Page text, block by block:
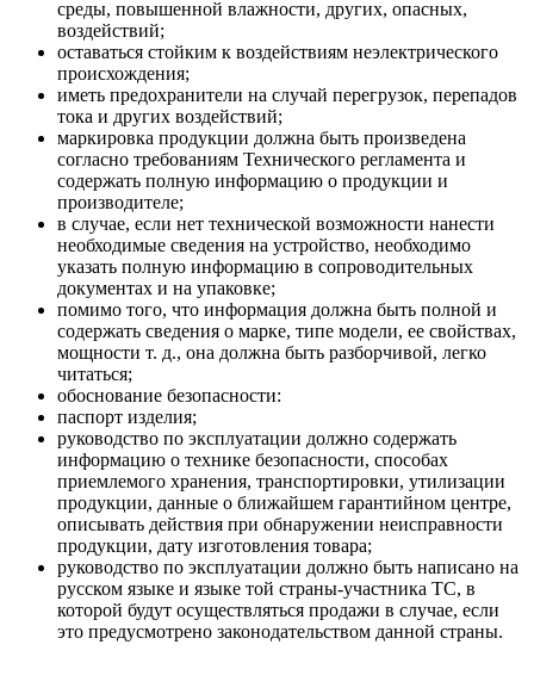
среды, повышенной влажности, других, опасных,
воздействий;
оставаться стойким к воздействиям неэлектрического
происхождения;
иметь предохранители на случай перегрузок, перепадов
тока и других воздействий;
маркировка продукции должна быть произведена
согласно требованиям Технического регламента и
содержать полную информацию о продукции и
производителе;
в случае, если нет технической возможности нанести
необходимые сведения на устройство, необходимо
указать полную информацию в сопроводительных
документах и на упаковке;
помимо того, что информация должна быть полной и
содержать сведения о марке, типе модели, ее свойствах,
мощности т. д., она должна быть разборчивой, легко
читаться;
обоснование безопасности:
паспорт изделия;
руководство по эксплуатации должно содержать
информацию о технике безопасности, способах
приемлемого хранения, транспортировки, утилизации
продукции, данные о ближайшем гарантийном центре,
описывать действия при обнаружении неисправности
продукции, дату изготовления товара;
руководство по эксплуатации должно быть написано на
русском языке и языке той страны-участника ТС, в
которой будут осуществляться продажи в случае, если
это предусмотрено законодательством данной страны.